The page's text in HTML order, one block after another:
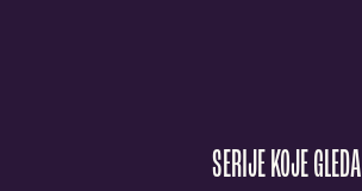
SERIJE KOJE